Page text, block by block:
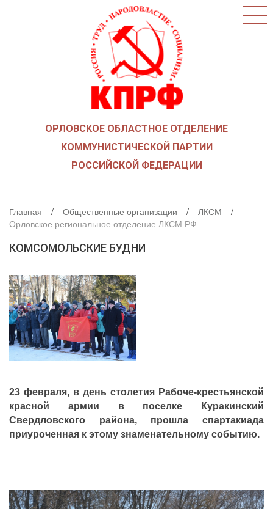
КАК ВСТУПИТЬ В КПРФ
ОБЩЕСТВЕННЫЕ ОРГАНИЗАЦИИ
СОЮЗ СОВЕТСКИХ ОФИЦЕРОВ В ПОДДЕРЖКУ
АРМИИ И ФЛОТА
ДЕПУТАТСКАЯ ВЕРТИКАЛЬ
ДЕПУТАТЫ ОРГАНОВ МЕСТНОГО
САМОУПРАВЛЕНИЯ
ПАРТИЙНАЯ ПЕЧАТЬ
ПАРТИЙНАЯ ЖИЗНЬ
МЕСТНЫЕ ОТДЕЛЕНИЯ
Вход Регистрация
ОРЛОВСКОЕ ОБЛАСТНОЕ ОТДЕЛЕНИЕ
КОММУНИСТИЧЕСКОЙ ПАРТИИ
РОССИЙСКОЙ ФЕДЕРАЦИИ
Главная Общественные организации
ЛКСМ
Орловское региональное отделение ЛКСМ РФ
КОМСОМОЛЬСКИЕ БУДНИ
23 февраля, в день столетия Рабоче-крестьянской
красной армии в поселке Куракинский
Свердловского района, прошла спартакиада
приуроченная к этому знаменательному событию.